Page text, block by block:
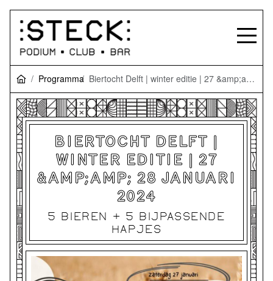
Programma Biertocht Delft | winter editie | 27 &amp;amp; 28 januari 2024
BIERTOCHT DELFT |
WINTER EDITIE | 27
&AMP;AMP; 28 JANUARI
2024
5 BIEREN + 5 BIJPASSENDE
HAPJES